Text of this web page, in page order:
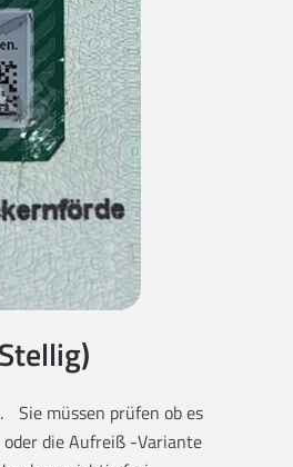
Sie müssen prüfen ob es
die Aufreiß -Variante